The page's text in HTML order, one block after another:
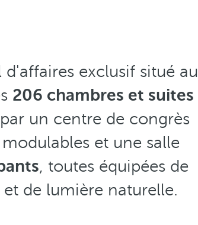
exclusif situé au
206 chambres et suites
un centre de congrès
modulables et une salle
, toutes équipées de
de lumière naturelle.